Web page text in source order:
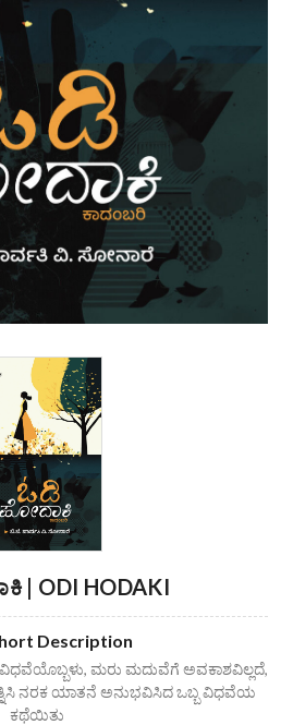
| ODI HODAKI
Description
ವಿಧವೆಯೊಬ್ಬಳು, ಮರು ಮದುವೆಗೆ ಅವಕಾಶವಿಲ್ಲದೆ,
ನರಕ ಯಾತನೆ ಅನುಭವಿಸಿದ ಒಬ್ಬ ವಿಧವೆಯ
ಕಥೆಯಿತು